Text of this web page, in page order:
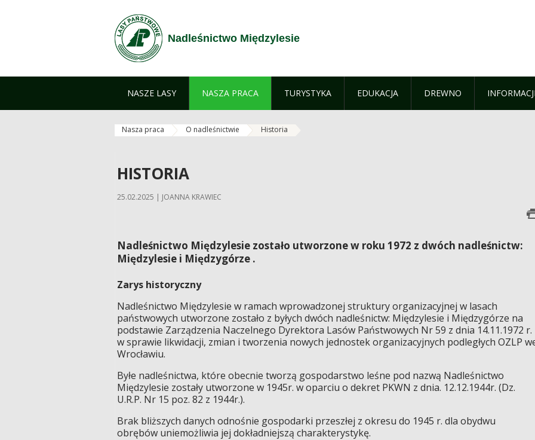
Nadleśnictwo Międzylesie
NASZE LASY NASZA PRACA TURYSTYKA EDUKACJA DREWNO
Nasza praca O nadleśnictwie Historia
HISTORIA
25.02.2025 | JOANNA KRAWIEC
Nadleśnictwo Międzylesie zostało utworzone w roku 1972 z dwóch nadleśnictw:
Międzylesie i Międzygórze .
Zarys historyczny
Nadleśnictwo Międzylesie w ramach wprowadzonej struktury organizacyjnej w lasach
państwowych utworzone zostało z byłych dwóch nadleśnictw: Międzylesie i Międzygórze na
podstawie Zarządzenia Naczelnego Dyrektora Lasów Państwowych Nr 59 z dnia 14.11.1972 r.
w sprawie likwidacji, zmian i tworzenia nowych jednostek organizacyjnych podległych OZLP
Wrocławiu.
Byłe nadleśnictwa, które obecnie tworzą gospodarstwo leśne pod nazwą Nadleśnictwo
Międzylesie zostały utworzone w 1945r. w oparciu o dekret PKWN z dnia. 12.12.1944r. (Dz.
U.R.P. Nr 15 poz. 82 z 1944r.).
Brak bliższych danych odnośnie gospodarki przeszłej z okresu do 1945 r. dla obydwu
obrębów uniemożliwia jej dokładniejszą charakterystykę.